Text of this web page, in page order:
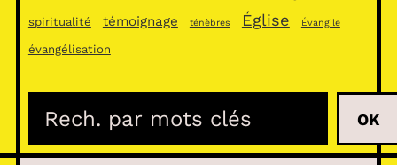
spiritualité témoignage ténèbres Église Évangile
évangélisation
c
OK